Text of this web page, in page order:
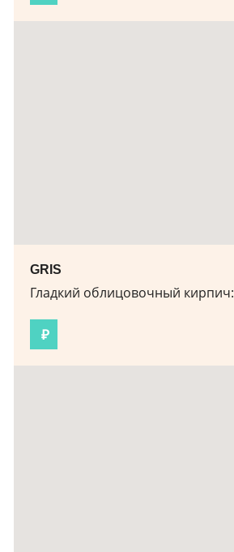
GRIS
Гладкий облицовочный кирпич:
₽